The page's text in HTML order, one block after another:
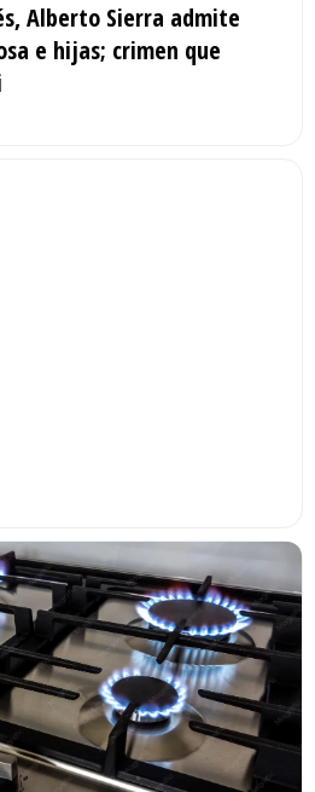
Alberto Sierra admite
e hijas; crimen que